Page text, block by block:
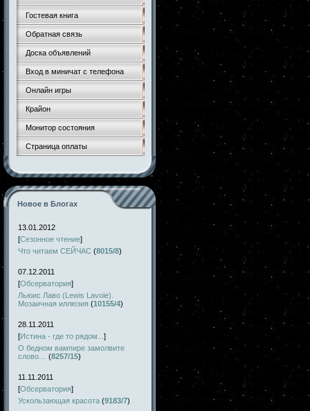
Гостевая книга
Обратная связь
Доска объявлений
Вход в миничат с телефона
Онлайн игры
Крайон
Монитор состояния
Страница оплаты
Новое в Блогах
13.01.2012
[Сезонное чтение]
Что читаем СЕЙЧАС (8015/8)
07.12.2011
[Обсерватория]
Льюис Лаво (Lewis Lavoie).
Мозаичная иллюзия (10155/4)
28.11.2011
[Истина - где то рядом... ]
О бедном вампире замолвите
слово…
(8257/15)
11.11.2011
[Обсерватория]
Ускользающая красота (9183/7)